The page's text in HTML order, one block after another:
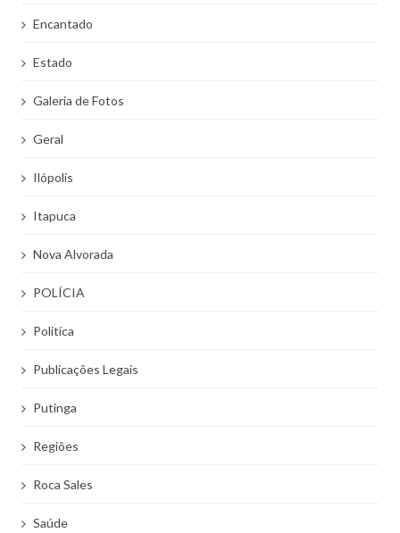
Encantado
Estado
Galeria de Fotos
Geral
Ilópolis
Itapuca
Nova Alvorada
POLÍCIA
Politíca
Publicações Legais
Putinga
Regiões
Roca Sales
Saúde